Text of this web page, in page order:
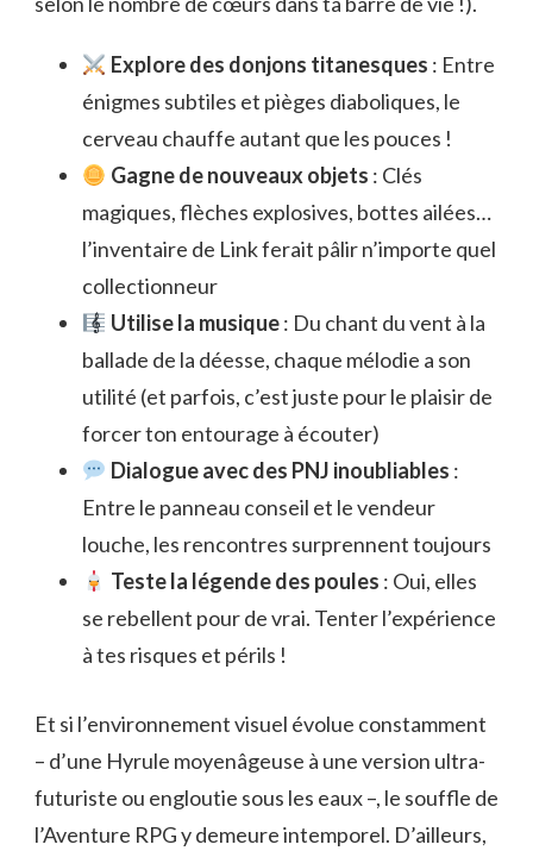
Explore des donjons titanesques : Entre
énigmes subtiles et pièges diaboliques, le
cerveau chauffe autant que les pouces !
Gagne de nouveaux objets : Clés
magiques, flèches explosives, bottes ailées…
l’inventaire de Link ferait pâlir n’importe quel
collectionneur
Utilise la musique: Du chant du vent à la
ballade de la déesse, chaque mélodie a son
utilité (et parfois, c’est juste pour le plaisir de
forcer ton entourage à écouter)
Dialogue avec des PNJ inoubliables :
Entre le panneau conseil et le vendeur
louche, les rencontres surprennent toujours
Teste la légende des poules : Oui, elles
se rebellent pour de vrai. Tenter l’expérience
à tes risques et périls !
Et si l’environnement visuel évolue constamment
– d’une Hyrule moyenâgeuse à une version ultra-
futuriste ou engloutie sous les eaux –, le souffle de
l’Aventure RPG y demeure intemporel. D’ailleurs,